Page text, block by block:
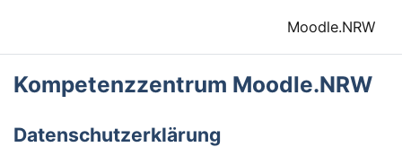
Moodle.NRW
Kompetenzzentrum Moodle.NRW
Datenschutzerklärung